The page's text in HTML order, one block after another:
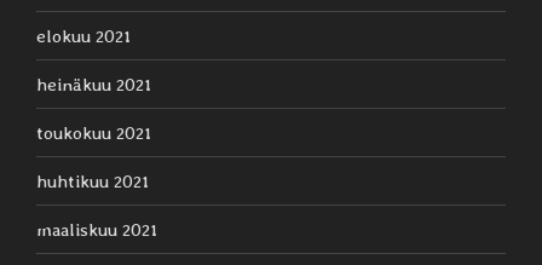
elokuu 2021
heinäkuu 2021
toukokuu 2021
huhtikuu 2021
maaliskuu 2021